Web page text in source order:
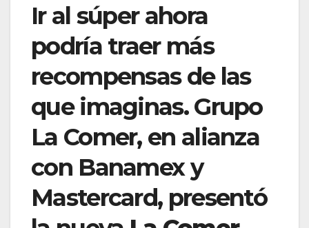
Ir al súper ahora
podría traer más
recompensas de las
que imaginas. Grupo
La Comer, en alianza
con Banamex y
Mastercard, presentó